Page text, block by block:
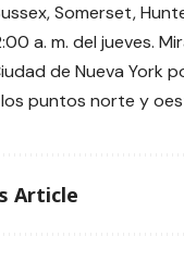
Somerset,
a. m. del jueves.
de Nueva York
puntos norte y
Article